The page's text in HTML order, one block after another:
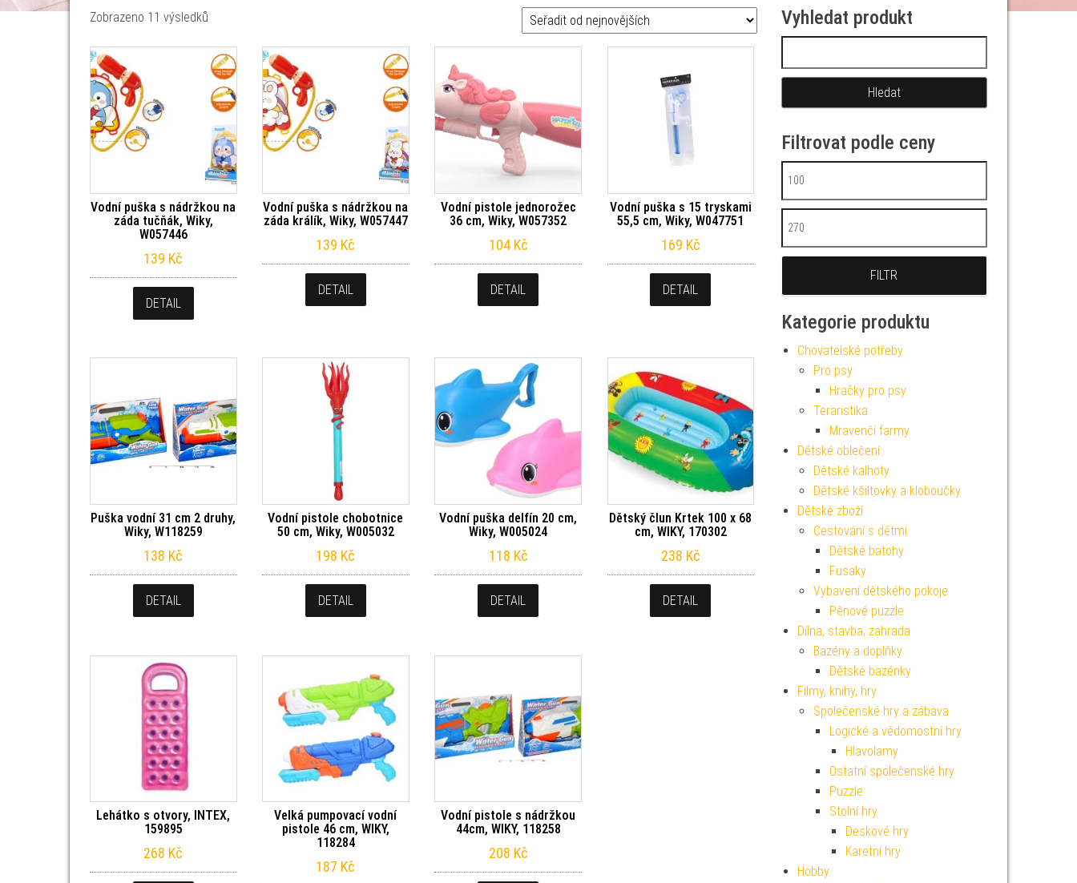
Zobrazeno 11 výsledků
Vodní puška s nádržkou na
záda tučňák, Wiky,
W057446
139 Kč
DETAIL
Vodní puška s nádržkou na
záda králík, Wiky, W057447
139 Kč
DETAIL
Vodní pistole jednorožec
36 cm, Wiky, W057352
104 Kč
DETAIL
Vodní puška s 15 tryskami
55,5 cm, Wiky, W047751
169 Kč
DETAIL
Puška vodní 31 cm 2 druhy,
Wiky, W118259
138 Kč
DETAIL
Vodní pistole chobotnice
50 cm, Wiky, W005032
198 Kč
DETAIL
Vodní puška delfín 20 cm,
Wiky, W005024
118 Kč
DETAIL
Dětský člun Krtek 100 x 68
cm, WIKY, 170302
238 Kč
DETAIL
Lehátko s otvory, INTEX,
159895
268 Kč
Velká pumpovací vodní
pistole 46 cm, WIKY,
118284
187 Kč
Vodní pistole s nádržkou
44cm, WIKY, 118258
208 Kč
Vyhledat produkt
Filtrovat podle ceny
Minimální cena
Maximální cena
FILTR
Kategorie produktu
Chovatelské potřeby
Pro psy
Hračky pro psy
Teraristika
Mravenčí farmy
Dětské oblečení
Dětské kalhoty
Dětské kšiltovky a kloboučky
Dětské zboží
Cestování s dětmi
Dětské batohy
Fusaky
Vybavení dětského pokoje
Pěnové puzzle
Dílna, stavba, zahrada
Bazény a doplňky
Dětské bazénky
Filmy, knihy, hry
Společenské hry a zábava
Logické a vědomostní hry
Hlavolamy
Ostatní společenské hry
Puzzle
Stolní hry
Deskové hry
Karetní hry
Hobby